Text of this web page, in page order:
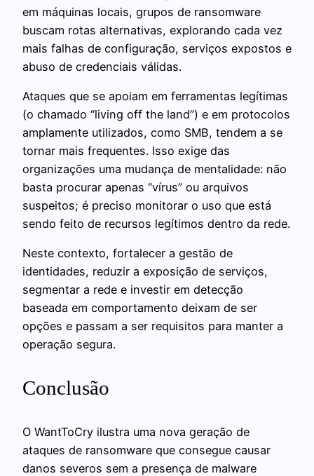
em máquinas locais, grupos de ransomware
buscam rotas alternativas, explorando cada vez
mais falhas de configuração, serviços expostos e
abuso de credenciais válidas.
Ataques que se apoiam em ferramentas legítimas
(o chamado “living off the land”) e em protocolos
amplamente utilizados, como SMB, tendem a se
tornar mais frequentes. Isso exige das
organizações uma mudança de mentalidade: não
basta procurar apenas “vírus” ou arquivos
suspeitos; é preciso monitorar o uso que está
sendo feito de recursos legítimos dentro da rede.
Neste contexto, fortalecer a gestão de
identidades, reduzir a exposição de serviços,
segmentar a rede e investir em detecção
baseada em comportamento deixam de ser
opções e passam a ser requisitos para manter a
operação segura.
Conclusão
O WantToCry ilustra uma nova geração de
ataques de ransomware que consegue causar
danos severos sem a presença de malware